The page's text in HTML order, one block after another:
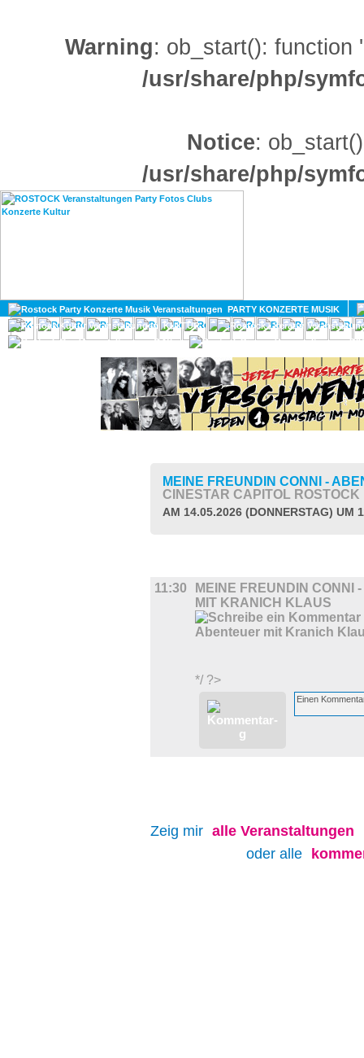
Warning: ob_start(): function
/usr/share/php/
Notice:
/usr/share/php/
PARTY KONZERTE MUSIK
KULTUR
GAY
MEINE FREUNDIN CONNI -
CINESTAR CAPITOL ROSTOCK
AM 14.05.2026 (DONNERSTAG) UM
11:30
MEINE FREUNDIN CONNI
MIT KRANICH KLAUS
*/ ?>
Zeig mir alle Veranstaltungen
oder alle